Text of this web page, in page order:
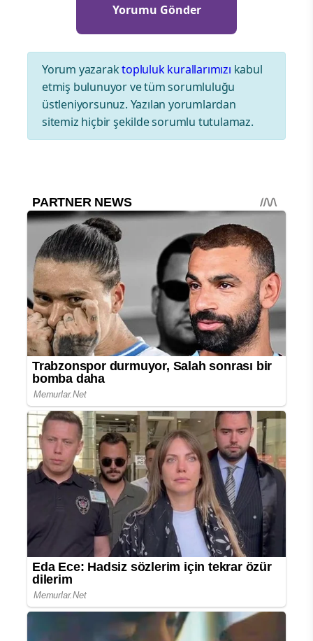
Yorum yazaraktopluluk kurallarımızı kabul
etmiş bulunuyor ve tüm sorumluluğu
üstleniyorsunuz. Yazılan yorumlardan
sitemiz hiçbir şekilde sorumlu tutulamaz.